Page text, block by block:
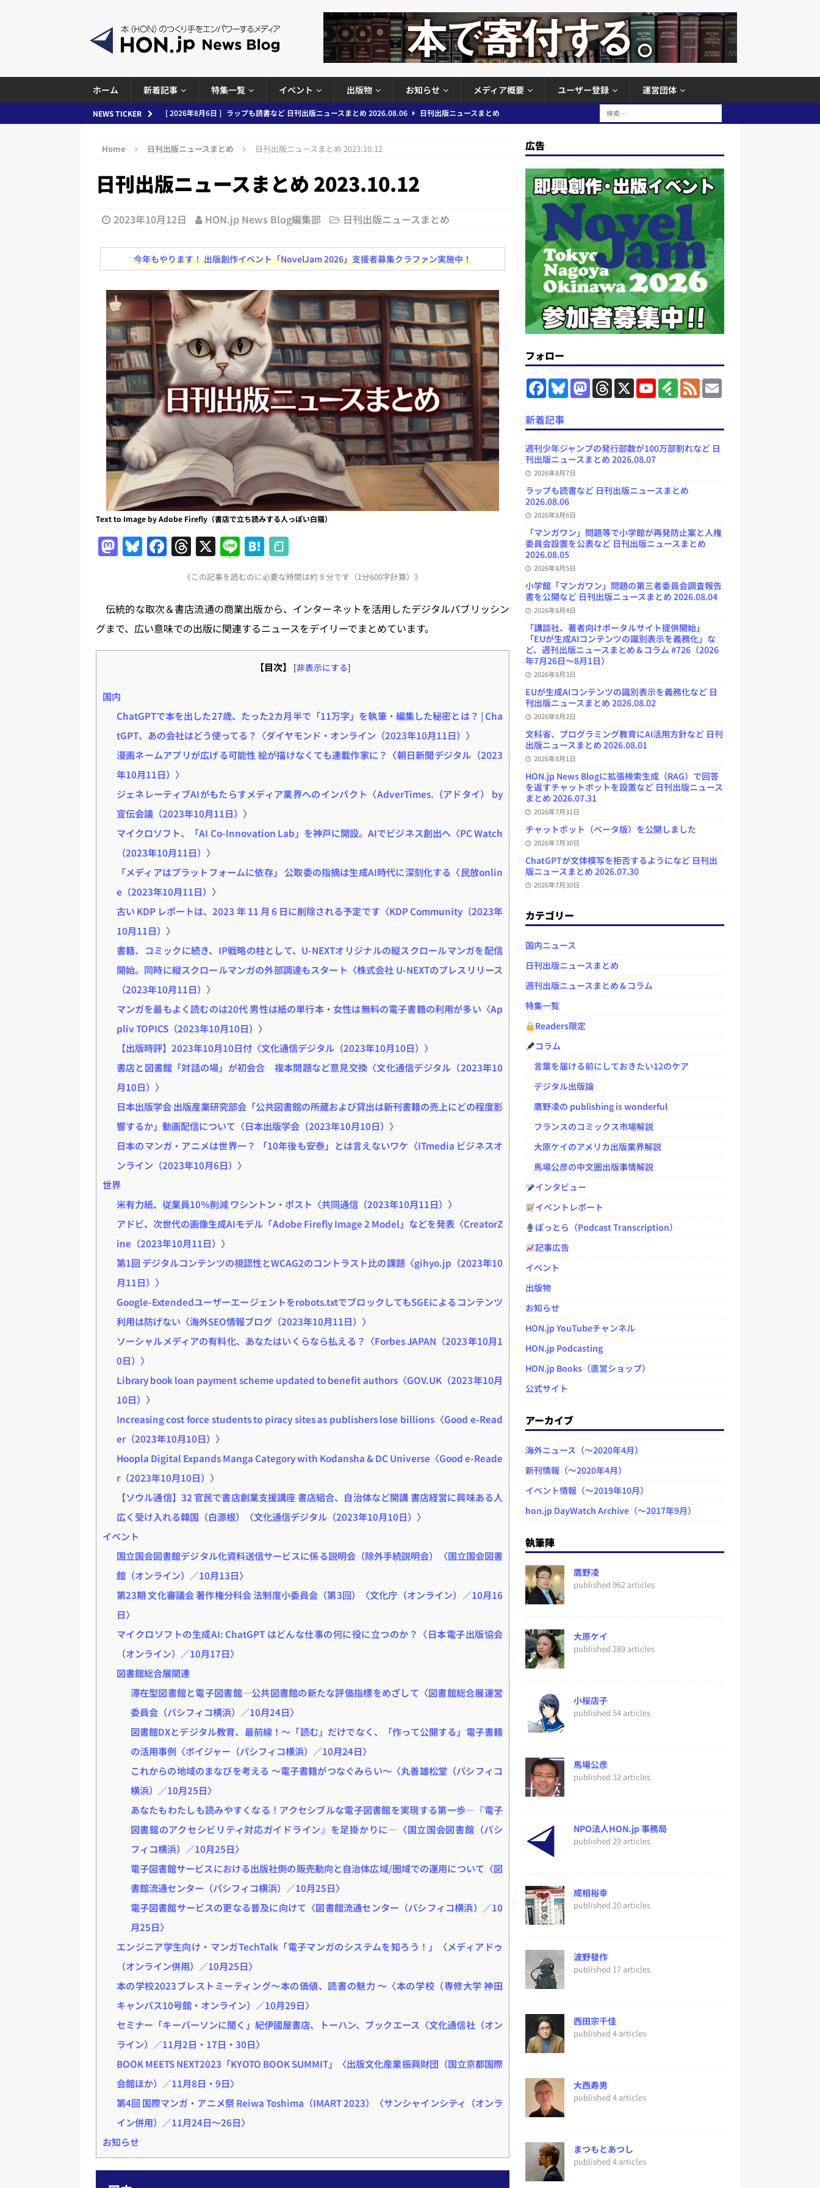
ホーム 新着記事 特集一覧 イベント 出版物 お知らせ メディア概要 ユーザー登録 運営団体
NEWS TICKER [ 2026年8月5日 ] 「マンガワン」問題等で小学館が再発防止案と人権委員会設置を公表など 日刊出版ニュ
[ 2026年8月4日 ] 小学館「マンガワン」問題の第三者委員会調査報告書を公開など 日刊出版ニュースまと
め 2026.08.04
日刊出版ニュースまとめ
[ 2026年8月3日 ]
「講談社、著者向けポータルサイト提供開始」「EUが生成AIコンテンツの識別表示を義
務化」など、週刊出版ニュースまとめ＆コラム #726（2026年7月26日～8月1日）
週刊出版ニュースま
[ 2026年8月2日 ] EUが生成AIコンテンツの識別表示を義務化など 日刊出版ニュースまとめ 2026.08.02
[ 2026年8月1日 ] 文科省、プログラミング教育にAI活用方針など 日刊出版ニュースまとめ 2026.08.01
日刊出版ニュースまとめ
[ 2026年7月31日 ] HON.jp News Blogに拡張検索生成（RAG）で回答を返すチャットボットを設置など
日刊出版ニュースまとめ 2026.07.31
日刊出版ニュースまとめ
[ 2026年7月30日 ] チャットボット（ベータ版）を公開しました
お知らせ
[ 2026年7月30日 ]
ChatGPTが文体模写を拒否するようになど 日刊出版ニュースまとめ 2026.07.30
刊出版ニュースまとめ
[ 2026年8月7日 ]
週刊少年ジャンプの発行部数が100万部割れなど 日刊出版ニュースまとめ 2026.08.07
日刊出版ニュースまとめ
[ 2026年8月6日 ] ラップも読書など 日刊出版ニュースまとめ 2026.08.06 日刊出版ニュースまとめ
Home 日刊出版ニュースまとめ 日刊出版ニュースまとめ 2023.10.12
日刊出版ニュースまとめ 2023.10.12
2023年10月12日 HON.jp News Blog編集部 日刊出版ニュースまとめ
今年もやります！ 出版創作イベント「NovelJam 2026」支援者募集クラファン実施中！
Text to Image by Adobe Firefly（書店で立ち読みする人っぽい白猫）
M
o
d
o
Bl
s
k
y
F
e
b
o
T
re
a
d
s
X Li
n
e
H
at
e
n
a
《この記事を読むのに必要な時間は約 9 分です（1分600字計算）》
伝統的な取次＆書店流通の商業出版から、インターネットを活用したデジタルパブリッシン
グまで、広い意味での出版に関連するニュースをデイリーでまとめています。
【目次】 [非表示にする]
国内
ChatGPTで本を出した27歳、たった2カ月半で「11万字」を執筆・編集した秘密とは？ | Cha
tGPT、あの会社はどう使ってる？〈ダイヤモンド・オンライン（2023年10月11日）〉
漫画ネームアプリが広げる可能性 絵が描けなくても連載作家に？〈朝日新聞デジタル（2023
年10月11日）〉
ジェネレーティブAIがもたらすメディア業界へのインパクト〈AdverTimes.（アドタイ） by
宣伝会議（2023年10月11日）〉
マイクロソフト、「AI Co-Innovation Lab」を神戸に開設。AIでビジネス創出へ〈PC Watch
（2023年10月11日）〉
「メディアはプラットフォームに依存」 公取委の指摘は生成AI時代に深刻化する〈民放onlin
e（2023年10月11日）〉
古い KDP レポートは、2023 年 11 月 6 日に削除される予定です〈KDP Community（2023年
10月11日）〉
書籍、コミックに続き、IP戦略の柱として、U-NEXTオリジナルの縦スクロールマンガを配信
開始。同時に縦スクロールマンガの外部調達もスタート〈株式会社 U-NEXTのプレスリリース
（2023年10月11日）〉
マンガを最もよく読むのは20代 男性は紙の単行本・女性は無料の電子書籍の利用が多い〈Ap
pliv TOPICS（2023年10月10日）〉
【出版時評】2023年10月10日付〈文化通信デジタル（2023年10月10日）〉
書店と図書館「対話の場」が初会合 複本問題など意見交換〈文化通信デジタル（2023年10
月10日）〉
日本出版学会 出版産業研究部会「公共図書館の所蔵および貸出は新刊書籍の売上にどの程度影
響するか」動画配信について〈日本出版学会（2023年10月10日）〉
日本のマンガ・アニメは世界一？ 「10年後も安泰」とは言えないワケ〈ITmedia ビジネスオ
ンライン（2023年10月6日）〉
世界
米有力紙、従業員10％削減 ワシントン・ポスト〈共同通信（2023年10月11日）〉
アドビ、次世代の画像生成AIモデル「Adobe Firefly Image 2 Model」などを発表〈CreatorZ
ine（2023年10月11日）〉
第1回 デジタルコンテンツの視認性とWCAG2のコントラスト比の課題〈gihyo.jp（2023年10
月11日）〉
Google-Extendedユーザーエージェントをrobots.txtでブロックしてもSGEによるコンテンツ
利用は防げない〈海外SEO情報ブログ（2023年10月11日）〉
ソーシャルメディアの有料化、あなたはいくらなら払える？〈Forbes JAPAN（2023年10月1
0日）〉
Library book loan payment scheme updated to benefit authors〈GOV.UK（2023年10月
10日）〉
Increasing cost force students to piracy sites as publishers lose billions〈Good e-Read
er（2023年10月10日）〉
Hoopla Digital Expands Manga Category with Kodansha & DC Universe〈Good e-Reade
r（2023年10月10日）〉
【ソウル通信】32 官民で書店創業支援講座 書店組合、自治体など開講 書店経営に興味ある人
広く受け入れる韓国（白源根）〈文化通信デジタル（2023年10月10日）〉
イベント
国立国会図書館デジタル化資料送信サービスに係る説明会（除外手続説明会）〈国立国会図書
館（オンライン）／10月13日〉
第23期 文化審議会 著作権分科会 法制度小委員会（第3回）〈文化庁（オンライン）／10月16
日〉
マイクロソフトの生成AI: ChatGPT はどんな仕事の何に役に立つのか？〈日本電子出版協会
（オンライン）／10月17日〉
図書館総合展関連
滞在型図書館と電子図書館―公共図書館の新たな評価指標をめざして〈図書館総合展運営
委員会（パシフィコ横浜）／10月24日〉
図書館DXとデジタル教育、最前線！〜「読む」だけでなく、「作って公開する」電子書籍
の活用事例〈ボイジャー（パシフィコ横浜）／10月24日〉
これからの地域のまなびを考える ～電子書籍がつなぐみらい～〈丸善雄松堂（パシフィコ
横浜）／10月25日〉
あなたもわたしも読みやすくなる！アクセシブルな電子図書館を実現する第一歩―『電子
図書館のアクセシビリティ対応ガイドライン』を足掛かりに―〈国立国会図書館（パシ
フィコ横浜）／10月25日〉
電子図書館サービスにおける出版社側の販売動向と自治体広域/圏域での運用について〈図
書館流通センター（パシフィコ横浜）／10月25日〉
電子図書館サービスの更なる普及に向けて〈図書館流通センター（パシフィコ横浜）／10
月25日〉
エンジニア学生向け・マンガTechTalk「電子マンガのシステムを知ろう！」〈メディアドゥ
（オンライン併用）／10月25日〉
本の学校2023ブレストミーティング～本の価値、読書の魅力 〜〈本の学校（専修大学 神田
キャンパス10号館・オンライン）／10月29日〉
セミナー「キーパーソンに聞く」紀伊國屋書店、トーハン、ブックエース〈文化通信社（オン
ライン）／11月2日・17日・30日〉
BOOK MEETS NEXT2023「KYOTO BOOK SUMMIT」〈出版文化産業振興財団（国立京都国際
会館ほか）／11月8日・9日〉
第4回 国際マンガ・アニメ祭 Reiwa Toshima（IMART 2023）〈サンシャインシティ（オンラ
イン併用）／11月24日～26日〉
お知らせ
広告
フォロー
F
a
e
b
o
o
k
B
l
k
M
a
d
o
n
T
h
d
s
X
Y
o
b
e
C
n
F
e
y
F
e
E
m
新着記事
週刊少年ジャンプの発行部数が100万部割れなど 日
刊出版ニュースまとめ 2026.08.07
2026年8月7日
ラップも読書など 日刊出版ニュースまとめ
2026.08.06
2026年8月6日
「マンガワン」問題等で小学館が再発防止案と人権
委員会設置を公表など 日刊出版ニュースまとめ
2026.08.05
2026年8月5日
小学館「マンガワン」問題の第三者委員会調査報告
書を公開など 日刊出版ニュースまとめ 2026.08.04
2026年8月4日
「講談社、著者向けポータルサイト提供開始」
「EUが生成AIコンテンツの識別表示を義務化」な
ど、週刊出版ニュースまとめ＆コラム #726（2026
年7月26日～8月1日）
2026年8月3日
EUが生成AIコンテンツの識別表示を義務化など 日
刊出版ニュースまとめ 2026.08.02
2026年8月2日
文科省、プログラミング教育にAI活用方針など 日刊
出版ニュースまとめ 2026.08.01
2026年8月1日
HON.jp News Blogに拡張検索生成（RAG）で回答
を返すチャットボットを設置など 日刊出版ニュース
まとめ 2026.07.31
2026年7月31日
チャットボット（ベータ版）を公開しました
2026年7月30日
ChatGPTが文体模写を拒否するようになど 日刊出
版ニュースまとめ 2026.07.30
2026年7月30日
カテゴリー
国内ニュース
日刊出版ニュースまとめ
週刊出版ニュースまとめ＆コラム
特集一覧
Readers限定
コラム
言葉を届ける前にしておきたい12のケア
デジタル出版論
鷹野凌の publishing is wonderful
フランスのコミックス市場解説
大原ケイのアメリカ出版業界解説
馬場公彦の中文圏出版事情解説
インタビュー
イベントレポート
ぽっとら（Podcast Transcription）
記事広告
イベント
出版物
お知らせ
HON.jp YouTubeチャンネル
HON.jp Podcasting
HON.jp Books（直営ショップ）
公式サイト
アーカイブ
海外ニュース（～2020年4月）
新刊情報（～2020年4月）
イベント情報（～2019年10月）
hon.jp DayWatch Archive（～2017年9月）
執筆陣
鷹野凌
published 962 articles
大原ケイ
published 289 articles
小桜店子
published 54 articles
馬場公彦
published 32 articles
NPO法人HON.jp 事務局
published 29 articles
成相裕幸
published 20 articles
波野發作
published 17 articles
西田宗千佳
published 4 articles
大西寿男
published 4 articles
まつもとあつし
published 4 articles